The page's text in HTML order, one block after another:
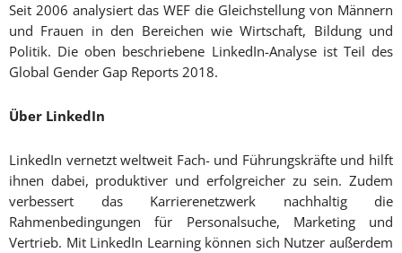
Seit 2006 analysiert das WEF die Gleichstellung von Männern
und Frauen in den Bereichen wie Wirtschaft, Bildung und
Politik. Die oben beschriebene LinkedIn-Analyse ist Teil des
Global Gender Gap Reports 2018.
Über LinkedIn
LinkedIn vernetzt weltweit Fach- und Führungskräfte und hilft
ihnen dabei, produktiver und erfolgreicher zu sein. Zudem
verbessert das Karrierenetzwerk nachhaltig die
Rahmenbedingungen für Personalsuche, Marketing und
Vertrieb. Mit LinkedIn Learning können sich Nutzer außerdem